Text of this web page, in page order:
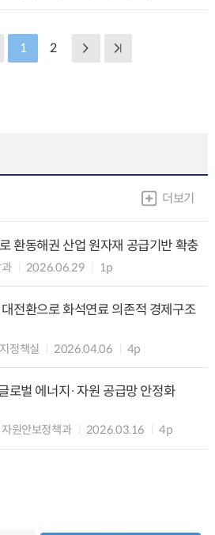
1 2
더보기
환동해권 산업 원자재 공급기반 확충
2026.06.29 1p
전환으로 화석연료 의존적 경제구조
정책실 2026.04.06 4p
로벌 에너지·자원 공급망 안정화
원안보정책과 2026.03.16 4p